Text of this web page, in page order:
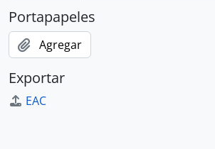
Portapapeles
Agregar
Exportar
EAC